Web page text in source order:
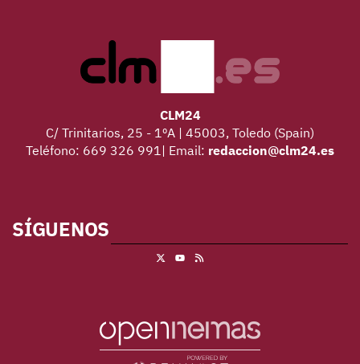
CLM24
C/ Trinitarios, 25 - 1ºA | 45003, Toledo (Spain)
Teléfono: 669 326 991| Email: redaccion@clm24.es
SÍGUENOS